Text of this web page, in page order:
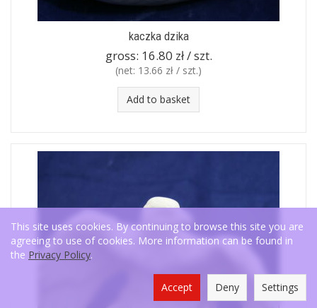
kaczka dzika
gross: 16.80 zł / szt.
(net: 13.66 zł / szt.)
Add to basket
This site uses cookies. By continuing to browse this site you are
agreeing to use of cookies. More information can be found in
the Privacy Policy.
Settings
Deny
Accept